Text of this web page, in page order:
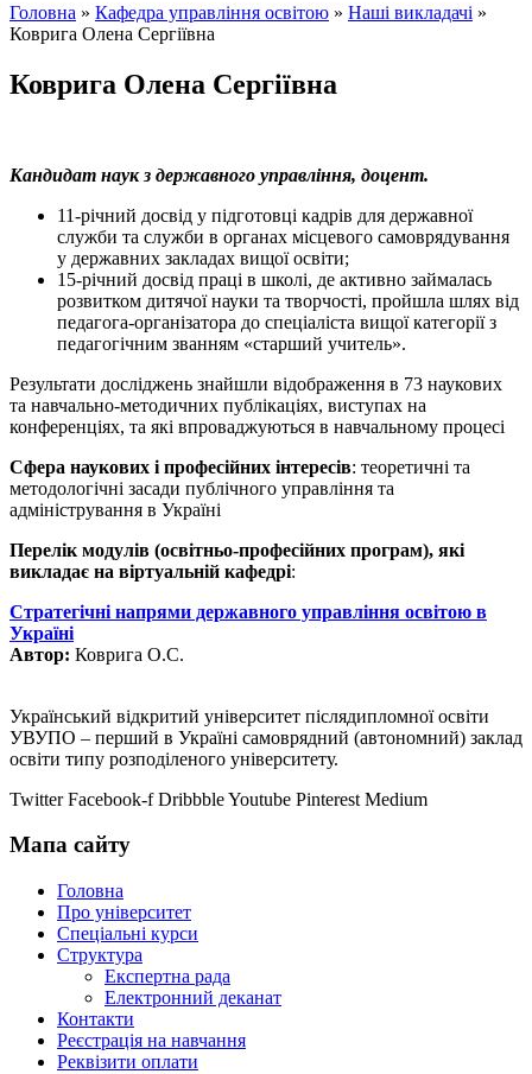
Головна » Кафедра управління освітою » Наші викладачі »
Коврига Олена Сергіївна
Коврига Олена Сергіївна
Кандидат наук з державного управління, доцент.
11-річний досвід у підготовці кадрів для державної
служби та служби в органах місцевого самоврядування
у державних закладах вищої освіти;
15-річний досвід праці в школі, де активно займалась
розвитком дитячої науки та творчості, пройшла шлях від
педагога-організатора до спеціаліста вищої категорії з
педагогічним званням «старший учитель».
Результати досліджень знайшли відображення в 73 наукових
та навчально-методичних публікаціях, виступах на
конференціях, та які впроваджуються в навчальному процесі
Сфера наукових і професійних інтересів: теоретичні та
методологічні засади публічного управління та
адміністрування в Україні
Перелік модулів (освітньо-професійних програм), які
викладає на віртуальній кафедрі:
Стратегічні напрями державного управління освітою в
Україні
Автор: Коврига О.С.
Український відкритий університет післядипломної освіти
УВУПО – перший в Україні самоврядний (автономний) заклад
освіти типу розподіленого університету.
Twitter Facebook-f DribbbleYoutube Pinterest Medium
Мапа сайту
Головна
Про університет
Спеціальні курси
Структура
Експертна рада
Електронний деканат
Контакти
Реєстрація на навчання
Реквізити оплати